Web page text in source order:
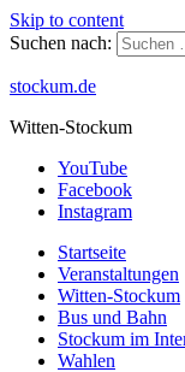
Skip to content
Suchen nach:
stockum.de
Witten-Stockum
YouTube
Facebook
Instagram
Startseite
Veranstaltungen
Witten-Stockum
Bus und Bahn
Stockum im
Wahlen